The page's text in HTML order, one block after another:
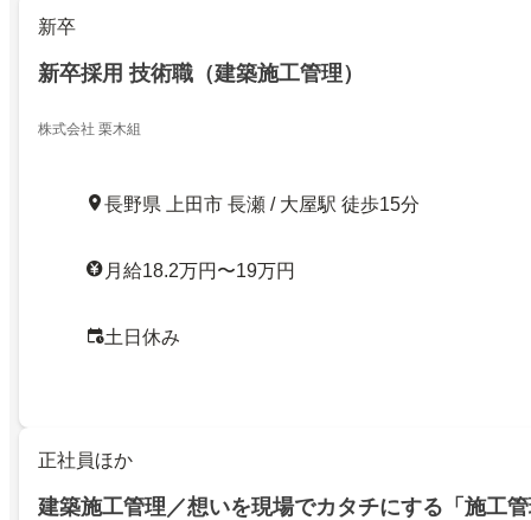
新卒
新卒採用 技術職（建築施工管理）
株式会社 栗木組
長野県 上田市 長瀬 / 大屋駅 徒歩15分
月給18.2万円〜19万円
土日休み
正社員ほか
建築施工管理／想いを現場でカタチにする「施工